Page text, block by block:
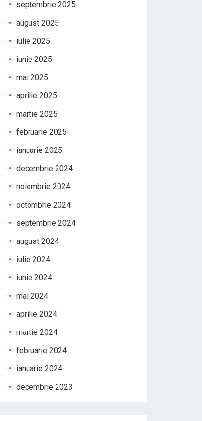
septembrie 2025
august 2025
iulie 2025
iunie 2025
mai 2025
aprilie 2025
martie 2025
februarie 2025
ianuarie 2025
decembrie 2024
noiembrie 2024
octombrie 2024
septembrie 2024
august 2024
iulie 2024
iunie 2024
mai 2024
aprilie 2024
martie 2024
februarie 2024
ianuarie 2024
decembrie 2023